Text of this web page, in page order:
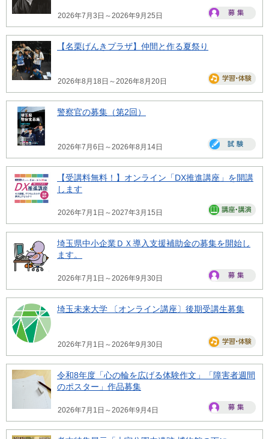
2026年7月3日～2026年9月25日
【名栗げんきプラザ】仲間と作る夏祭り
2026年8月18日～2026年8月20日
警察官の募集（第2回）
2026年7月6日～2026年8月14日
【受講料無料！】オンライン「DX推進講座」を開講
します
2026年7月1日～2027年3月15日
埼玉県中小企業ＤＸ導入支援補助金の募集を開始し
ます。
2026年7月1日～2026年9月30日
埼玉未来大学 〔オンライン講座〕後期受講生募集
2026年7月1日～2026年9月30日
令和8年度「心の輪を広げる体験作文」「障害者週間
のポスター」作品募集
2026年7月1日～2026年9月4日